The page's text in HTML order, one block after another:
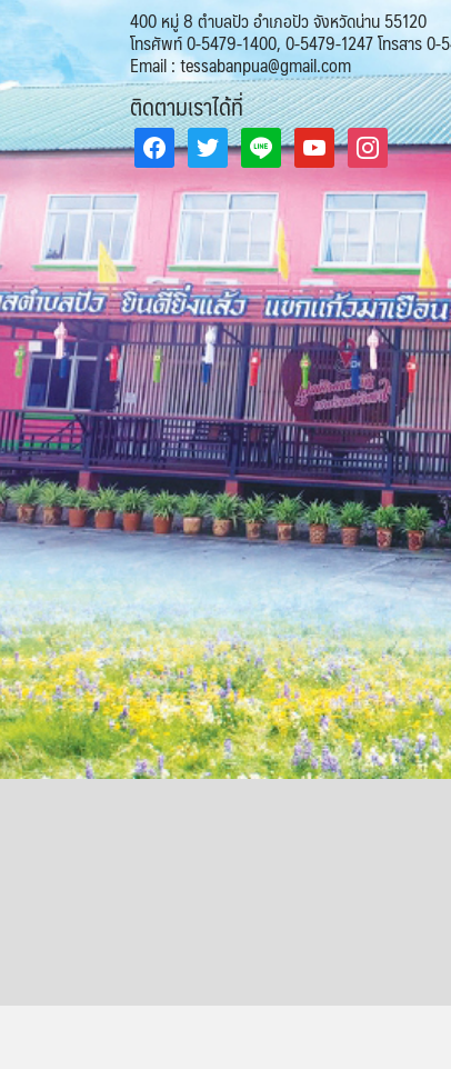
400 หมู่ 8 ตำบลปัว อำเภอปัว จังหวัดน่าน 55120
โทรศัพท์ 0-5479-1400, 0-5479-1247 โทรสาร 0-
Email : tessabanpua@gmail.com
ติดตามเราได้ที่
facebooktwitter line youtubeinstagram